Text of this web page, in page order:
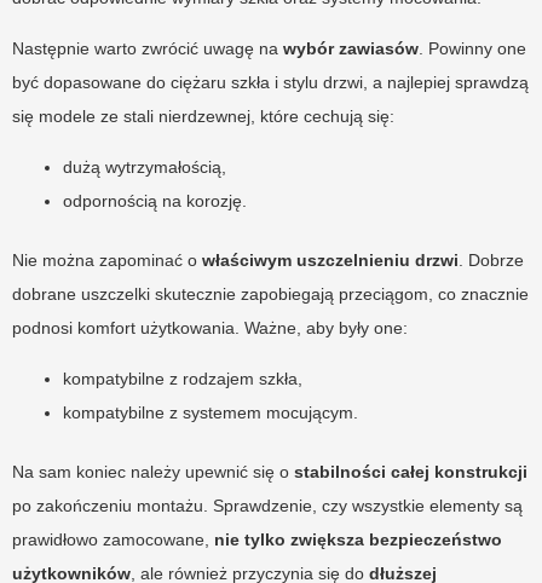
Następnie warto zwrócić uwagę na wybór zawiasów . Powinny one
być dopasowane do ciężaru szkła i stylu drzwi, a najlepiej sprawdzą
się modele ze stali nierdzewnej, które cechują się:
dużą wytrzymałością,
odpornością na korozję.
Nie można zapominać o właściwym uszczelnieniu drzwi . Dobrze
dobrane uszczelki skutecznie zapobiegają przeciągom, co znacznie
podnosi komfort użytkowania. Ważne, aby były one:
kompatybilne z rodzajem szkła,
kompatybilne z systemem mocującym.
Na sam koniec należy upewnić się o stabilności całej konstrukcji
po zakończeniu montażu. Sprawdzenie, czy wszystkie elementy są
prawidłowo zamocowane, nie tylko zwiększa bezpieczeństwo
użytkowników , ale również przyczynia się do dłuższej